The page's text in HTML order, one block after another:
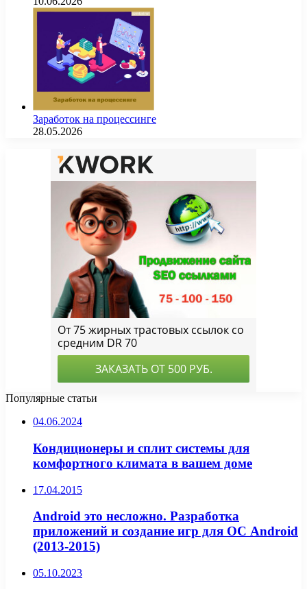
Заработок на процессинге
28.05.2026
Популярные статьи
04.06.2024
Кондиционеры и сплит системы для
комфортного климата в вашем доме
17.04.2015
Android это несложно. Разработка
приложений и cоздание игр для ОС Android
(2013-2015)
05.10.2023